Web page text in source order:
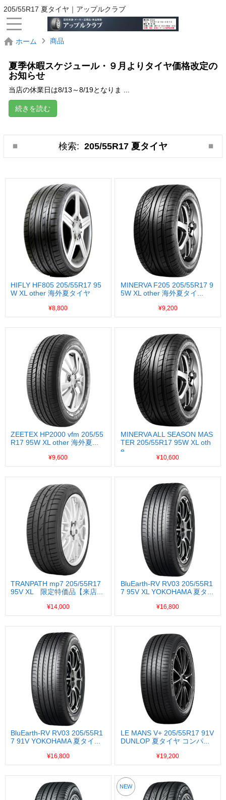
205/55R17 夏タイヤ｜アップルクラブ
ホーム 商品
夏季休暇スケジュール・９月よりタイヤ価格改定の
お知らせ
当店の休業日は8/13～8/19となりま ...
続きを読む
検索: 205/55R17 夏タイヤ
HIFLY HF805 205/55R17 95
W XL other 海外夏タイヤ
¥8,800
MINERVA F205 205/55R17 9
5W XL other 海外夏タイ...
¥9,200
ZEETEX HP2000 vfm 205/55
R17 95W XL other 海外夏...
¥9,600
MINERVA ALL SEASON MAS
TER 205/55R17 95W XL oth
e...
¥10,600
TRANPATH mp7 205/55R17
95V XL 限定特価品【来店...
¥14,000
BluEarth-RV RV03 205/55R1
7 95V XL YOKOHAMA 夏タ...
¥16,800
BluEarth-RV RV03 205/55R1
7 91V YOKOHAMA 夏タイ...
¥16,800
LE MANS V+ 205/55R17 91V
DUNLOP 夏タイヤ コンパ...
¥19,200
NEW